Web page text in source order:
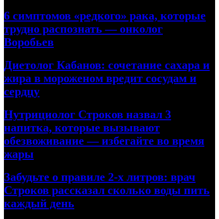
6 симптомов «редкого» рака, которые
трудно распознать — онколог
Воробьев
Диетолог Кабанов: сочетание сахара и
жира в мороженом вредит сосудам и
сердцу
Нутрициолог Строков назвал 3
напитка, которые вызывают
обезвоживание — избегайте во время
жары
Забудьте о правиле 2-х литров: врач
Строков рассказал сколько воды пить
каждый день